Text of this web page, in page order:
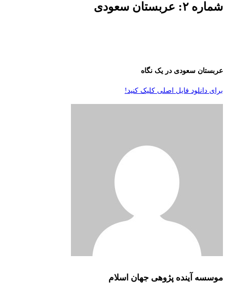
شماره ۲: عربستان سعودی
عربستان سعودی در یک نگاه
برای دانلود فایل اصلی کلیک کنید!
موسسه آینده پژوهی جهان اسلام